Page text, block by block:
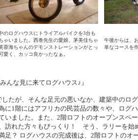
のログハウスにトライアルバイクを3台も
ゃいました。西巻先生の愛娘、茅美佳ちゃ
蓉海ちゃんのデモンストレーションがとっ
愛く、カッコ良かったなぁ。
午後からは、
単なコースを
んな見に来てログハウス♪』
したが、そんな足元の悪いなか、建築中のロ
に1階にはアフリカの民芸品の数々や、ログ
いました。また、2階ロフトのオープンスペ
訪れた方々もびっくり！ そう、ラリーを
足？ ログハウスの完成後は、2階ロフトの